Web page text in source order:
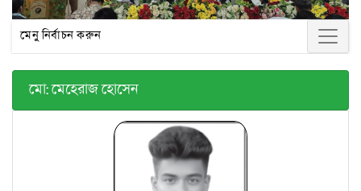
মেনু নির্বাচন করুন
মো: মেহেরাজ হোসেন